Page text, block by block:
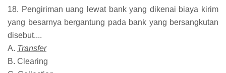
18. Pengiriman uang lewat bank yang dikenai biaya kirim
yang besarnya bergantung pada bank yang bersangkutan
disebut....
A. Transfer
B. Clearing